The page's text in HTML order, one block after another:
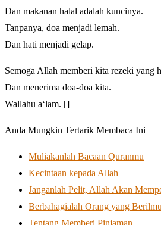
Dan makanan halal adalah kuncinya.
Tanpanya, doa menjadi lemah.
Dan hati menjadi gelap.
Semoga Allah memberi kita rezeki yang
Dan menerima doa-doa kita.
Wallahu a‘lam. []
Anda Mungkin Tertarik Membaca Ini
Muliakanlah Bacaan Quranmu
Kecintaan kepada Allah
Janganlah Pelit, Allah Akan
Berbahagialah Orang yang
Tentang Memberi Pinjaman